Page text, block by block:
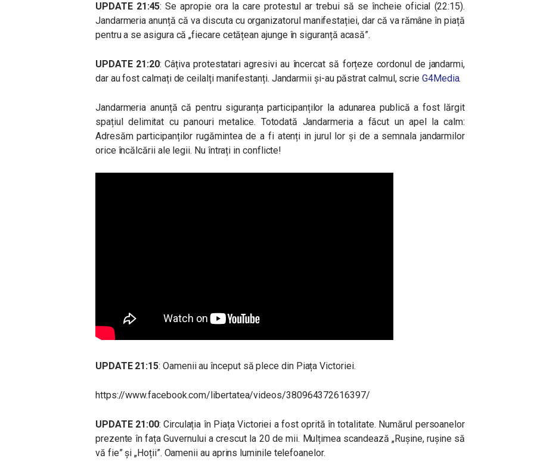
UPDATE 21:45: Se apropie ora la care protestul ar trebui să se încheie oficial (22:15).
Jandarmeria anunță că va discuta cu organizatorul manifestației, dar că va rămâne în piață
pentru a se asigura că „fiecare cetățean ajunge în siguranță acasă”.
UPDATE 21:20: Câțiva protestatari agresivi au încercat să forțeze cordonul de jandarmi,
dar au fost calmați de ceilalți manifestanți. Jandarmii și-au păstrat calmul, scrie G4Media.
Jandarmeria anunță că pentru siguranța participanților la adunarea publică a fost lărgit
spațiul delimitat cu panouri metalice. Totodată Jandarmeria a făcut un apel la calm:
Adresăm participanților rugămintea de a fi atenți in jurul lor și de a semnala jandarmilor
orice încălcării ale legii. Nu întrați in conflicte!
UPDATE 21:15: Oamenii au început să plece din Piața Victoriei.
https://www.facebook.com/libertatea/videos/380964372616397/
UPDATE 21:00: Circulația în Piața Victoriei a fost oprită în totalitate. Numărul persoanelor
prezente în fața Guvernului a crescut la 20 de mii. Mulțimea scandează „Rușine, rușine să
vă fie” și „Hoții”. Oamenii au aprins luminile telefoanelor.